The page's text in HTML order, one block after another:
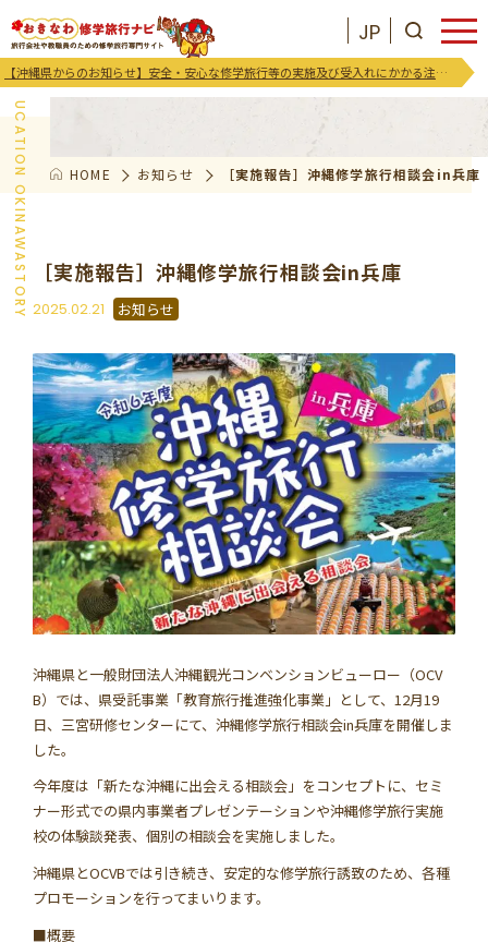
JP
【沖縄県からのお知らせ】安全・安心な修学旅行等の実施及び受入れにかかる注意喚起及び御協力のお願い
JP お気に入りリスト
沖縄を知る
お知らせ
プログラム
支援･イベント
学習資料
参加者の声
安全･安心
よくあるご質問 お問い合わせ
このサイトについて 情報掲載について
プライバシーポリシー サイトマップ
EDUCATION OKINAWASTORY
お知らせ
HOME お知らせ ［実施報告］沖縄修学旅行相談会in兵庫
［実施報告］沖縄修学旅行相談会in兵庫
2025.02.21 お知らせ
沖縄県と一般財団法人沖縄観光コンベンションビューロー（OCV
B）では、県受託事業「教育旅行推進強化事業」として、12月19
日、三宮研修センターにて、沖縄修学旅行相談会in兵庫を開催しま
した。
今年度は「新たな沖縄に出会える相談会」をコンセプトに、セミ
ナー形式での県内事業者プレゼンテーションや沖縄修学旅行実施
校の体験談発表、個別の相談会を実施しました。
沖縄県とOCVBでは引き続き、安定的な修学旅行誘致のため、各種
プロモーションを行ってまいります。
■概要